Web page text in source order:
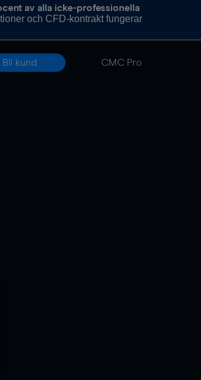
av alla icke-professionella
och CFD-kontrakt fungerar
Bli kund CMC Pro